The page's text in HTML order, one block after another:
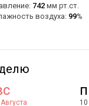
742 мм рт.ст.
воздуха: 99%
10